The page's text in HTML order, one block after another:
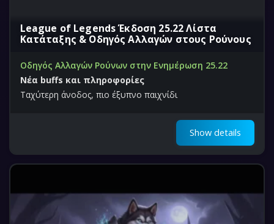
League of Legends Έκδοση 25.22 Λίστα
Κατάταξης & Οδηγός Αλλαγών στους Ρούνους
Οδηγός Αλλαγών Ρούνων στην Ενημέρωση 25.22
Νέα buffs και πληροφορίες
Ταχύτερη άνοδος, πιο έξυπνο παιχνίδι
Show details